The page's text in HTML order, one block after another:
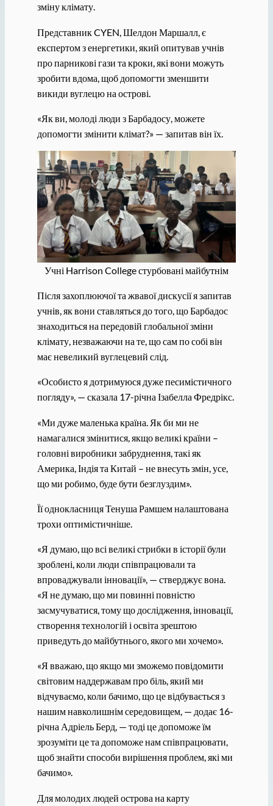
зміну клімату.
Представник CYEN, Шелдон Маршалл, є
експертом з енергетики, який опитував учнів
про парникові гази та кроки, які вони можуть
зробити вдома, щоб допомогти зменшити
викиди вуглецю на острові.
«Як ви, молоді люди з Барбадосу, можете
допомогти змінити клімат?» — запитав він їх.
Учні Harrison College стурбовані майбутнім
Після захоплюючої та жвавої дискусії я запитав
учнів, як вони ставляться до того, що Барбадос
знаходиться на передовій глобальної зміни
клімату, незважаючи на те, що сам по собі він
має невеликий вуглецевий слід.
«Особисто я дотримуюся дуже песимістичного
погляду», — сказала 17-річна Ізабелла Фредрікс.
«Ми дуже маленька країна. Як би ми не
намагалися змінитися, якщо великі країни –
головні виробники забруднення, такі як
Америка, Індія та Китай – не внесуть змін, усе,
що ми робимо, буде бути безглуздим».
Її однокласниця Тенуша Рамшем налаштована
трохи оптимістичніше.
«Я думаю, що всі великі стрибки в історії були
зроблені, коли люди співпрацювали та
впроваджували інновації», — стверджує вона.
«Я не думаю, що ми повинні повністю
засмучуватися, тому що дослідження, інновації,
створення технологій і освіта зрештою
приведуть до майбутнього, якого ми хочемо».
«Я вважаю, що якщо ми зможемо повідомити
світовим наддержавам про біль, який ми
відчуваємо, коли бачимо, що це відбувається з
нашим навколишнім середовищем, — додає 16-
річна Адріель Берд, — тоді це допоможе їм
зрозуміти це та допоможе нам співпрацювати,
щоб знайти способи вирішення проблем, які ми
бачимо».
Для молодих людей острова на карту